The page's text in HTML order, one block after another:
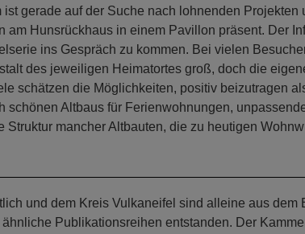
gerade auf der Suche nach lohnenden
am Hunsrückhaus in einem Pavillon präsent. Der
ins Gespräch zu kommen. Bei vielen
des jeweiligen Heimatortes groß, doch die
schätzen die Möglichkeiten, positiv beizutragen
schönen Altbaus für Ferienwohnungen,
Struktur mancher Altbauten, die zu heutigen
und dem Kreis Vulkaneifel sind alleine aus dem
Publikationsreihen entstanden. Der